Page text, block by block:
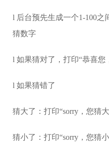
l 后台预先生成一个1-100之
猜数字
l 如果猜对了，打印“恭喜您
l 如果猜错了
猜大了：打印“sorry，您猜
猜小了：打印“sorry，您猜